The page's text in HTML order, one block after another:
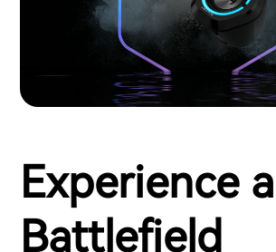
Experience
Battlefield